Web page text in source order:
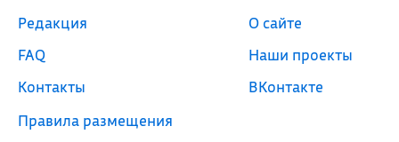
Редакция
FAQ
Контакты
Правила размещения
О сайте
Наши проекты
ВКонтакте